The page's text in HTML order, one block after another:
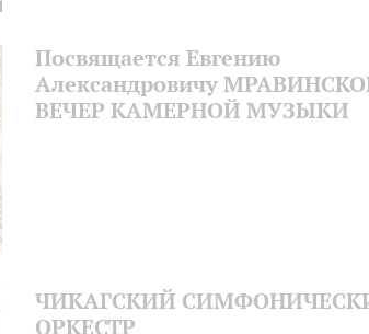
Посвящается Евгению
Александровичу
ВЕЧЕР КАМЕРНОЙ МУЗЫКИ
ЧИКАГСКИЙ
ОРКЕСТР